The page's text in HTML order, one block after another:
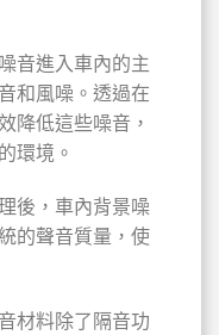
音進入車內的主
和風噪。透過在
降低這些噪音，
環境。
後，車內背景噪
的聲音質量，使
材料除了隔音功